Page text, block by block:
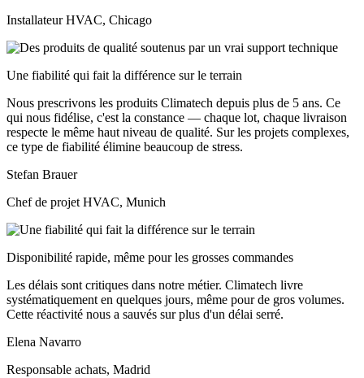
Installateur HVAC, Chicago
Une fiabilité qui fait la différence sur le terrain
Nous prescrivons les produits Climatech depuis plus de 5 ans. Ce
qui nous fidélise, c'est la constance — chaque lot, chaque livraison
respecte le même haut niveau de qualité. Sur les projets complexes,
ce type de fiabilité élimine beaucoup de stress.
Stefan Brauer
Chef de projet HVAC, Munich
Disponibilité rapide, même pour les grosses commandes
Les délais sont critiques dans notre métier. Climatech livre
systématiquement en quelques jours, même pour de gros volumes.
Cette réactivité nous a sauvés sur plus d'un délai serré.
Elena Navarro
Responsable achats, Madrid